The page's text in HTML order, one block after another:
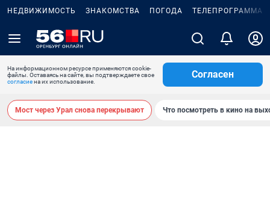
НЕДВИЖИМОСТЬ ЗНАКОМСТВА ПОГОДА ТЕЛЕПРОГРАММА
На информационном ресурсе применяются cookie-
файлы. Оставаясь на сайте, вы подтверждаете свое
согласиена их использование.
Согласен
Мост через Урал снова перекрывают Что посмотреть в кино на